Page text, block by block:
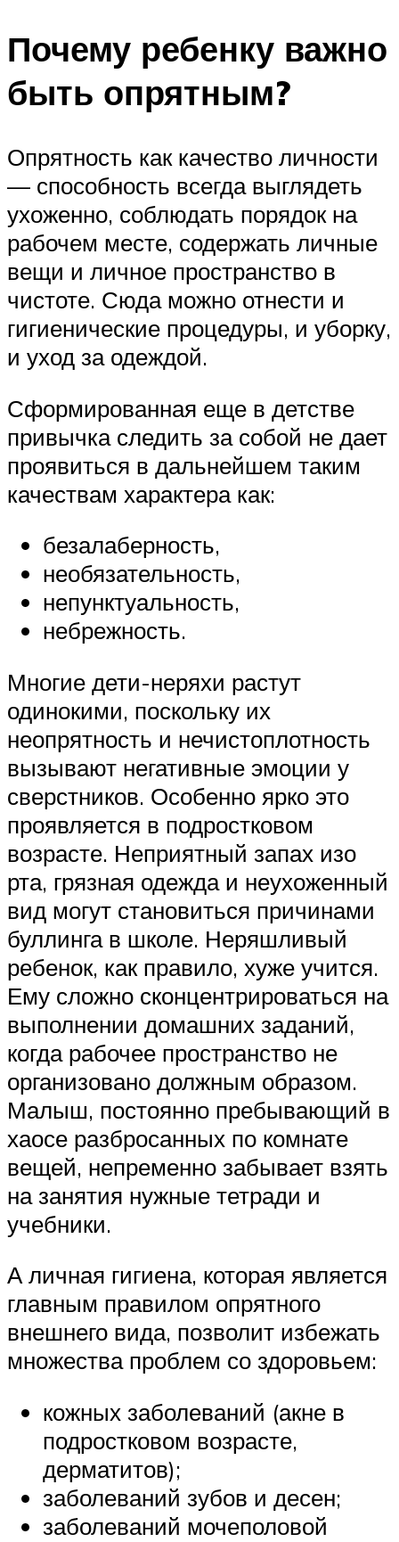
Почему ребенку важно
быть опрятным? ​
Опрятность как качество личности
— способность всегда выглядеть
ухоженно, соблюдать порядок на
рабочем месте, содержать личные
вещи и личное пространство в
чистоте. Сюда можно отнести и
гигиенические процедуры, и уборку,
и уход за одеждой.
Сформированная еще в детстве
привычка следить за собой не дает
проявиться в дальнейшем таким
качествам характера как:
безалаберность,
необязательность,
непунктуальность,
небрежность.
Многие дети-неряхи растут
одинокими, поскольку их
неопрятность и нечистоплотность
вызывают негативные эмоции у
сверстников. Особенно ярко это
проявляется в подростковом
возрасте. Неприятный запах изо
рта, грязная одежда и неухоженный
вид могут становиться причинами
буллинга в школе. Неряшливый
ребенок, как правило, хуже учится.
Ему сложно сконцентрироваться на
выполнении домашних заданий,
когда рабочее пространство не
организовано должным образом.
Малыш, постоянно пребывающий в
хаосе разбросанных по комнате
вещей, непременно забывает взять
на занятия нужные тетради и
учебники.
А личная гигиена, которая является
главным правилом опрятного
внешнего вида, позволит избежать
множества проблем со здоровьем:
кожных заболеваний (акне в
подростковом возрасте,
дерматитов);
заболеваний зубов и десен;
заболеваний мочеполовой